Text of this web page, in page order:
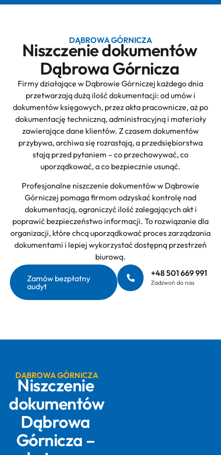
DĄBROWA GÓRNICZA
Niszczenie dokumentów
Dąbrowa Górnicza
Firmy działające w Dąbrowie Górniczej każdego dnia
przetwarzają dużą ilość dokumentacji: od umów i
dokumentów księgowych, przez akta pracownicze, aż po
dokumentację techniczną, administracyjną i materiały
zawierające dane klientów. Z czasem dokumentów
przybywa, archiwa się rozrastają, a przedsiębiorstwa
stają przed pytaniem – co przechowywać, co
uporządkować, a co bezpiecznie usunąć.
Profesjonalne niszczenie dokumentów w Dąbrowie
Górniczej pomaga firmom odzyskać kontrolę nad
dokumentacją, ograniczyć ilość zalegających akt i
poprawić bezpieczeństwo informacji. To rozwiązanie dla
organizacji, które chcą uporządkować proces zarządzania
dokumentami i lepiej wykorzystać dostępną przestrzeń
biurową.
Zamów bezpłatny
audyt
+48 501 669 991
Zadzwoń do nas
DĄBROWA GÓRNICZA
Niszczenie
dokumentów
Dąbrowa
Górnicza –